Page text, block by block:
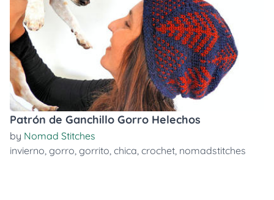
Patrón de Ganchillo Gorro Helechos
by Nomad Stitches
invierno, gorro, gorrito, chica, crochet, nomadstitches